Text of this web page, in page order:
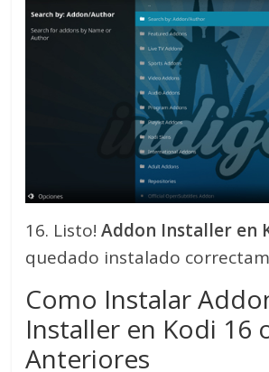
16. Listo! Addon Installer en
quedado instalado
Como Instalar
Installer en Kodi 16
Anteriores